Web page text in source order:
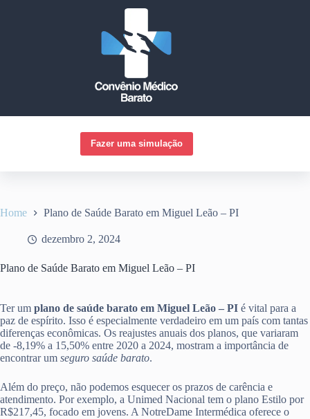
Fazer uma simulação
Home Plano de Saúde Barato em Miguel Leão – PI
dezembro 2, 2024
Plano de Saúde Barato em Miguel Leão – PI
Ter um plano de saúde barato em Miguel Leão – PI é vital para a
paz de espírito. Isso é especialmente verdadeiro em um país com tantas
diferenças econômicas. Os reajustes anuais dos planos, que variaram
de -8,19% a 15,50% entre 2020 a 2024, mostram a importância de
encontrar um seguro saúde barato.
Além do preço, não podemos esquecer os prazos de carência e
atendimento. Por exemplo, a Unimed Nacional tem o plano Estilo por
R$217,45, focado em jovens. A NotreDame Intermédica oferece o